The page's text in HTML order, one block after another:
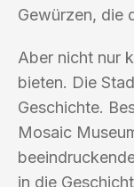
Gewürzen, die
Aber nicht nur
bieten. Die
Geschichte.
Mosaic
in die